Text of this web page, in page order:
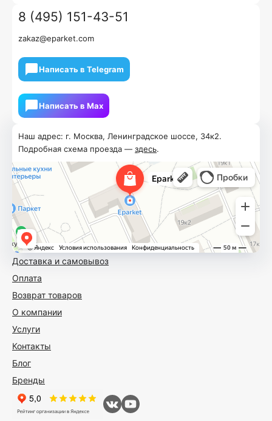
Доставка и самовывоз
Оплата
Возврат товаров
О компании
Услуги
Контакты
Блог
Бренды
Наш адрес: г. Москва, Ленинградское шоссе, 34к2.
Подробная схема проезда — здесь.
8 (495) 151-43-51
zakaz@eparket.com
Написать в Telegram
Написать в Мах